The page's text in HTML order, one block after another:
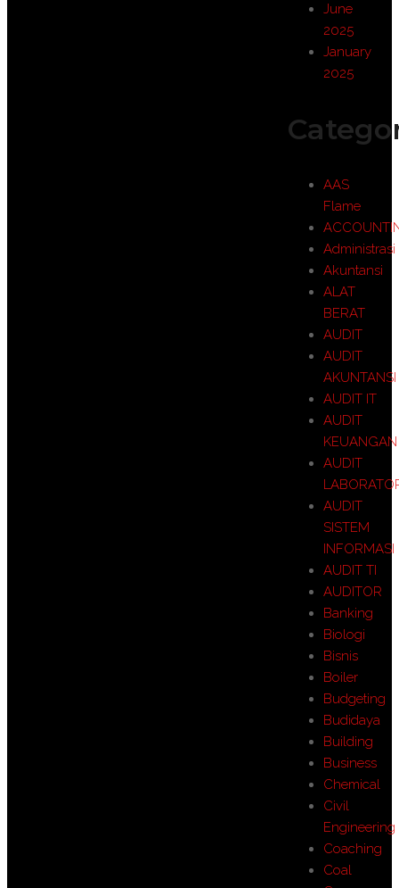
June
2025
January
2025
AAS
Flame
Administrasi
Akuntansi
ALAT
BERAT
AUDIT
AUDIT
AKUNTANSI
AUDIT IT
AUDIT
KEUANGAN
AUDIT
AUDIT
SISTEM
INFORMASI
AUDIT TI
AUDITOR
Banking
Biologi
Bisnis
Boiler
Budgeting
Budidaya
Building
Business
Chemical
Civil
Engineering
Coaching
Coal